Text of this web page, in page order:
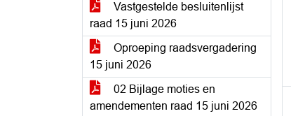
Vastgestelde besluitenlijst
raad 15 juni 2026
Oproeping raadsvergadering
15 juni 2026
02 Bijlage moties en
amendementen raad 15 juni 2026